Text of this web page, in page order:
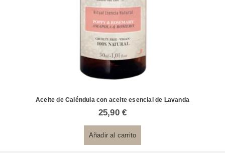
Aceite de Caléndula con aceite esencial de Lavanda
25,90 €
Añadir al carrito